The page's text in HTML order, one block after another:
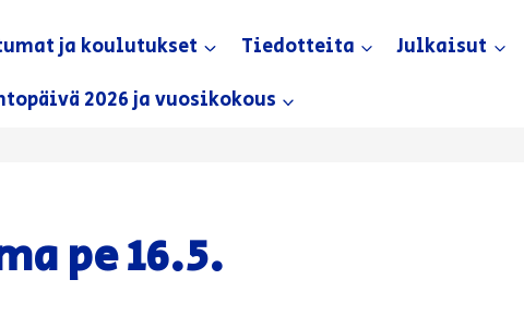
ja koulutukset Tiedotteita Julkaisut
2026 ja vuosikokous
pe 16.5.